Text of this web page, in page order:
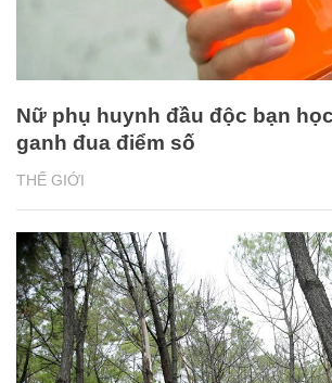
THẾ GIỚI
Nữ phụ huynh đầu độc bạn
ganh đua điểm số